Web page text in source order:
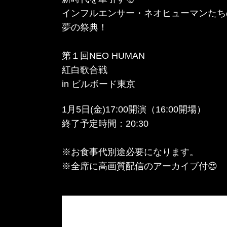
インフルエンサー・ネオヒューマンた
夢の祭典！
第１回NEO HUMAN
紅白歌合戦
in ビルボード東京
1月5日(金)17:00開演（16:00開場）
終了予定時間：20:30
※お食事代別途必要になります。
※全席に高画質配信のアーカイブ付😍